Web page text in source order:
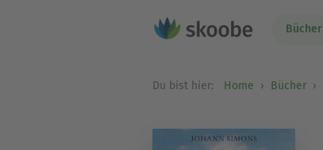
Bücher
Du bist hier: Home Bücher